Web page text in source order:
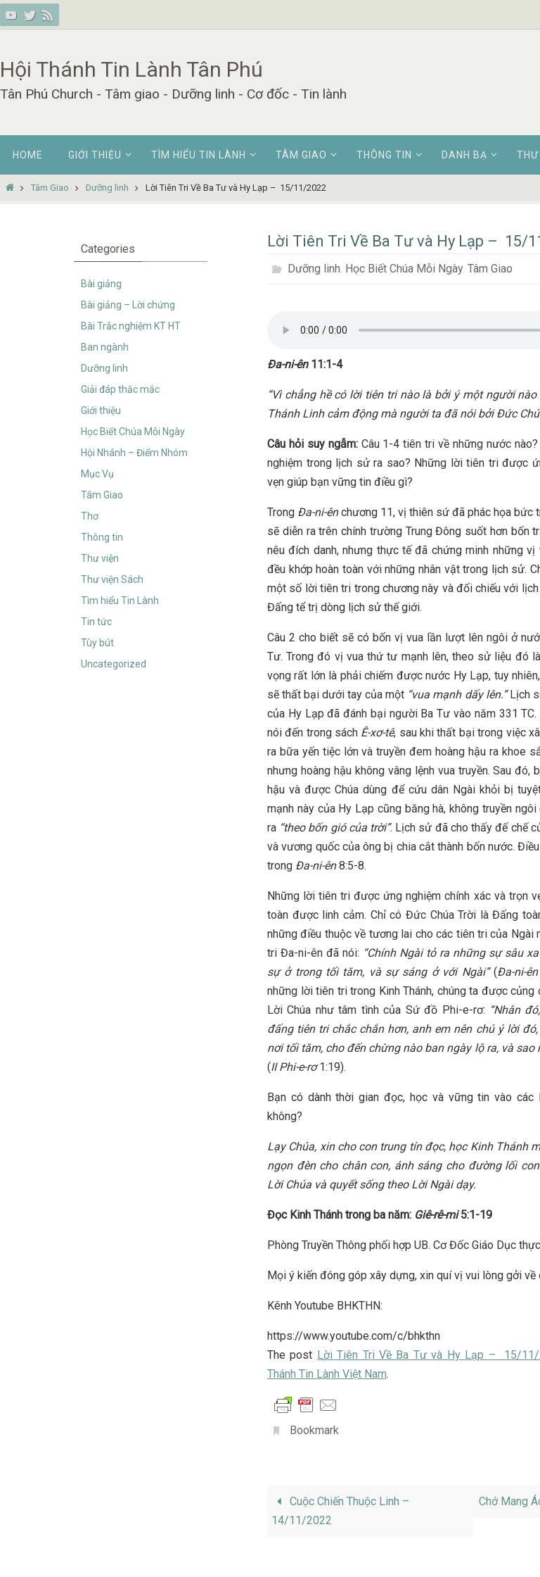
Skip
to
Hội Thánh Tin Lành Tân Phú
Tân Phú Church - Tâm giao - Dưỡng linh - Cơ đốc - Tin lành
content
HOME GIỚI THIỆU TÌM HIỂU TIN LÀNH TÂM GIAO THÔNG TIN DANH BẠ THƯ
HomeTâm Giao Dưỡng linh Lời Tiên Tri Về Ba Tư và Hy Lạp – 15/11/2022
Lời Tiên Tri Về Ba Tư và Hy Lạp – 15/
Dưỡng linh, Học Biết Chúa Mỗi Ngày, Tâm Giao
Đa-ni-ên11:1-4
“Vì chẳng hề có lời tiên tri nào là bởi ý một người
Thánh Linh cảm động mà người ta đã nói bởi Đức
Câu hỏi suy ngẫm:Câu 1-4 tiên tri về những nước
nghiệm trong lịch sử ra sao? Những lời tiên tri được
vẹn giúp bạn vững tin điều gì?
Trong Đa-ni-ênchương 11, vị thiên sứ đã phác họa bức
sẽ diễn ra trên chính trường Trung Đông suốt hơn bốn
nêu đích danh, nhưng thực tế đã chứng minh những
đều khớp hoàn toàn với những nhân vật trong lịch sử.
một số lời tiên tri trong chương này và đối chiếu với
Đấng tể trị dòng lịch sử thế giới.
Câu 2 cho biết sẽ có bốn vị vua lần lượt lên ngôi ở
Tư. Trong đó vị vua thứ tư mạnh lên, theo sử liệu đó
vọng rất lớn là phải chiếm được nước Hy Lạp, tuy
sẽ thất bại dưới tay của một “vua mạnh dấy lên.”Lịch
của Hy Lạp đã đánh bại người Ba Tư vào năm 331
nói đến trong sách Ê-xơ-tê, sau khi thất bại trong việc
ra bữa yến tiệc lớn và truyền đem hoàng hậu ra khoe
nhưng hoàng hậu không vâng lệnh vua truyền. Sau đó,
hậu và được Chúa dùng để cứu dân Ngài khỏi bị
mạnh này của Hy Lạp cũng băng hà, không truyền
ra “theo bốn gió của trời”. Lịch sử đã cho thấy đế chế
và vương quốc của ông bị chia cắt thành bốn nước.
trong Đa-ni-ên8:5-8.
Những lời tiên tri được ứng nghiệm chính xác và trọn
toàn được linh cảm. Chỉ có Đức Chúa Trời là Đấng
những điều thuộc về tương lai cho các tiên tri của Ngài
tri Đa-ni-ên đã nói: “Chính Ngài tỏ ra những sự sâu
sự ở trong tối tăm, và sự sáng ở với Ngài”(Đa-ni-ên
những lời tiên tri trong Kinh Thánh, chúng ta được
Lời Chúa như tâm tình của Sứ đồ Phi-e-rơ: “Nhân
đấng tiên tri chắc chắn hơn, anh em nên chú ý lời
nơi tối tăm, cho đến chừng nào ban ngày lộ ra, và sao
(II Phi-e-rơ1:19).
Bạn có dành thời gian đọc, học và vững tin vào các
không?
Lạy Chúa, xin cho con trung tín đọc, học Kinh Thánh
ngọn đèn cho chân con, ánh sáng cho đường lối
Lời Chúa và quyết sống theo Lời Ngài dạy.
Đọc Kinh Thánh trong ba năm: Giê-rê-mi5:1-19
Phòng Truyền Thông phối hợp UB. Cơ Đốc Giáo Dục
Mọi ý kiến đóng góp xây dựng, xin quí vị vui lòng gởi về
Kênh Youtube BHKTHN:
https://www.youtube.com/c/bhkthn
The post Lời Tiên Tri Về Ba Tư và Hy Lạp – 15/11/
Thánh Tin Lành Việt Nam.
Bookmark.
Cuộc Chiến Thuộc Linh –
14/11/2022
Chớ Mang
Categories
Bài giảng
Bài giảng – Lời chứng
Bài Trắc nghiệm KT HT
Ban ngành
Dưỡng linh
Giải đáp thắc mắc
Giới thiệu
Học Biết Chúa Mỗi Ngày
Hội Nhánh – Điểm Nhóm
Mục Vụ
Tâm Giao
Thơ
Thông tin
Thư viện
Thư viện Sách
Tìm hiểu Tin Lành
Tin tức
Tùy bút
Uncategorized